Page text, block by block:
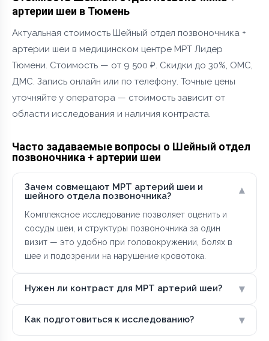
артерии шеи в Тюмень
Актуальная стоимость Шейный отдел позвоночника +
артерии шеи в медицинском центре МРТ Лидер
Тюмени. Стоимость — от 9 500 ₽. Скидки до 30%, ОМС,
ДМС. Запись онлайн или по телефону. Точные цены
уточняйте у оператора — стоимость зависит от
области исследования и наличия контраста.
Часто задаваемые вопросы о Шейный отдел
позвоночника + артерии шеи
Зачем совмещают МРТ артерий шеи и
шейного отдела позвоночника?
▾
Комплексное исследование позволяет оценить и
сосуды шеи, и структуры позвоночника за один
визит — это удобно при головокружении, болях в
шее и подозрении на нарушение кровотока.
Нужен ли контраст для МРТ артерий шеи? ▾
Как подготовиться к исследованию? ▾